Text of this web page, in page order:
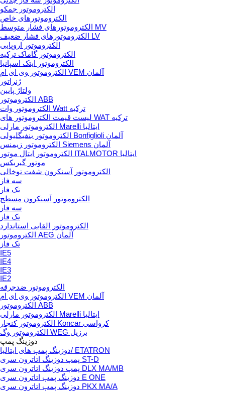
الکتروموتور جمکو
الکتروموتورهای خاص
الکتروموتورهای فشار متوسط MV
الکتروموتورهای فشار ضعیف LV
الکتروموتور اروپایی
الکتروموتور گاماک ترکیه
الکتروموتور ایتک اسپانیا
الکتروموتور وی ای ام VEM آلمان
ژنراتور
ولتاژ پایین
الکتروموتور ABB
الکتروموتور وات Watt ترکیه
لیست قیمت الکتروموتور های WAT ترکیه
الکتروموتور مارلی Marelli ایتالیا
الکتروموتور بنفیگلیولی Bonfiglioli آلمان
الکتروموتور زیمنس Siemens آلمان
الکتروموتور ایتال موتور ITALMOTOR ایتالیا
موتور گیربکس
الکتروموتور آسنکرون شفت توخالی
سه فاز
تک فاز
الکتروموتور آسنکرون مسطح
سه فاز
تک فاز
الکتروموتور القایی استاندارد
الکتروموتور AEG آلمان
تک فاز
IE5
IE4
IE3
IE2
الکتروموتور ضدجرقه
الکتروموتور وی ای ام VEM آلمان
الکتروموتور ABB
الکتروموتور مارلی Marelli ایتالیا
الکتروموتور کنچار Koncar کرواسی
الکتروموتور وگ WEG برزیل
دوزینگ پمپ
دوزینگ پمپ های ایتالیا/ ETATRON
پمپ دوزینگ اتاترون سری ST-D
پمپ دوزینگ اتاترون سری DLX MA/MB
دوزینگ پمپ اتاترون سری E ONE
دوزینگ پمپ اتاترون سری PKX MA/A